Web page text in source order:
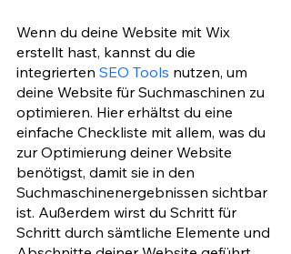
Wenn du deine Website mit Wix
erstellt hast, kannst du die
integrierten SEO Tools nutzen, um
deine Website für Suchmaschinen zu
optimieren. Hier erhältst du eine
einfache Checkliste mit allem, was du
zur Optimierung deiner Website
benötigst, damit sie in den
Suchmaschinenergebnissen sichtbar
ist. Außerdem wirst du Schritt für
Schritt durch sämtliche Elemente und